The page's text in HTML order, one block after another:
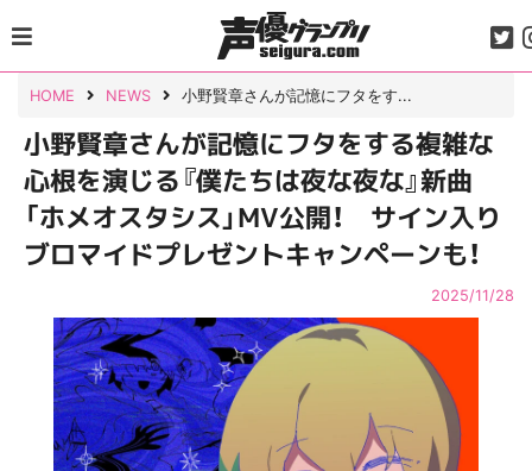
to
content
HOME NEWS 小野賢章さんが記憶にフタをす...
小野賢章さんが記憶にフタをする複雑な
心根を演じる『僕たちは夜な夜な』新曲
「ホメオスタシス」MV公開！ サイン入り
ブロマイドプレゼントキャンペーンも！
2025/11/28